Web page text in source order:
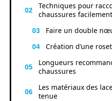
Techniques pour
chaussures facilement
Faire un double
Création d’une
Longueurs
chaussures
Les matériaux des
tenue